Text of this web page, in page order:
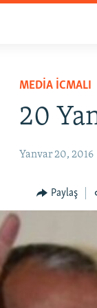
MEDIA ICMALI
20
Yanvar 20, 2016
Paylaş